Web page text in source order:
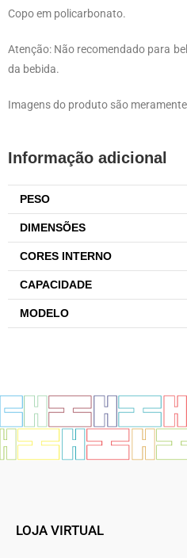
Copo em policarbonato.
Atenção: Não recomendado para
da bebida.
Imagens do produto são
Informação adicional
PESO
DIMENSÕES
CORES INTERNO
CAPACIDADE
MODELO
LOJA VIRTUAL